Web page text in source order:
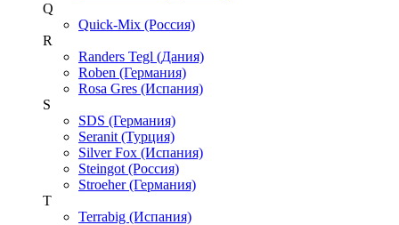
Q
Quick-Mix (Россия)
R
Randers Tegl (Дания)
Roben (Германия)
Rosa Gres (Испания)
S
SDS (Германия)
Seranit (Турция)
Silver Fox (Испания)
Steingot (Россия)
Stroeher (Германия)
T
Terrabig (Испания)